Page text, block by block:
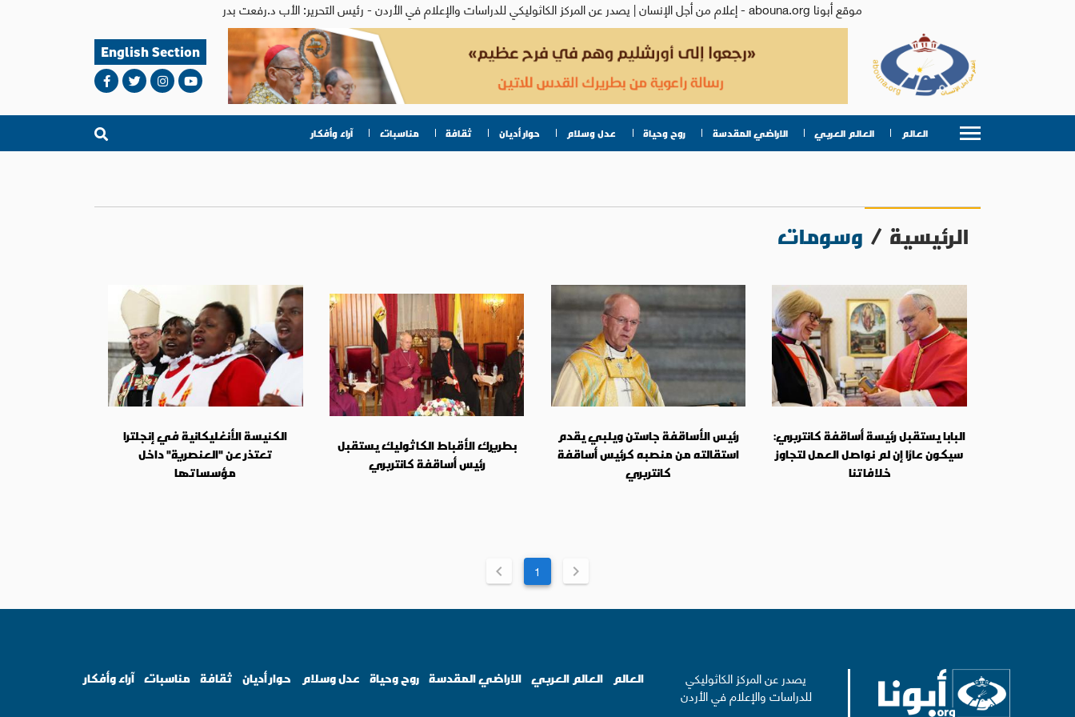
موقع أبونا abouna.org - إعلام من أجل الإنسان | يصدر عن المركز الكاثوليكي للدراسات والإعلام في الأردن - رئيس التحرير: الأب د.رفعت بدر
English Section
العالم العالم العربي الاراضي المقدسة روح وحياة عدل وسلام حوار أديان ثقافة مناسبات آراء وأفكار
الرئيسية / وسومات
البابا يستقبل رئيسة أساقفة كانتربري:
سيكون عارًا إن لم نواصل العمل لتجاوز
خلافاتنا
رئيس الأساقفة جاستن ويلبي يقدم
استقالته من منصبه كرئيس أساقفة
كانتربري
بطريرك الأقباط الكاثوليك يستقبل
رئيس أساقفة كانتربري
الكنيسة الأنغليكانية في إنجلترا
تعتذر عن "العنصرية" داخل
مؤسساتها
1
يصدر عن المركز الكاثوليكي
للدراسات والإعلام في الأردن
العالم العالم العربي الاراضي المقدسة روح وحياة عدل وسلام حوار أديان ثقافة مناسبات آراء وأفكار